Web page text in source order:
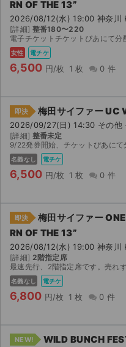
RN OF THE 13”
2026/08/12(水) 19:00 神奈川
[詳細] 整番180〜220
電子チケットチケットぴあにて分配い
女性 電チケ
6,500 円/枚 1 枚 0 件
即決 梅田サイファー UC
2026/09/27(日) 14:30 その他
[詳細] 整番未定
9/22発券開始、チケットぴあにて
名義なし 電チケ
6,500 円/枚 1 枚 0 件
即決
梅田サイファー
RN OF THE 13”
2026/08/12(水) 19:00 神奈川
[詳細] 2階指定席
最速先行、2階指定席です。売れずに残った
名義なし 電チケ
6,800 円/枚 1 枚 0 件
NEW! WILD BUNCH